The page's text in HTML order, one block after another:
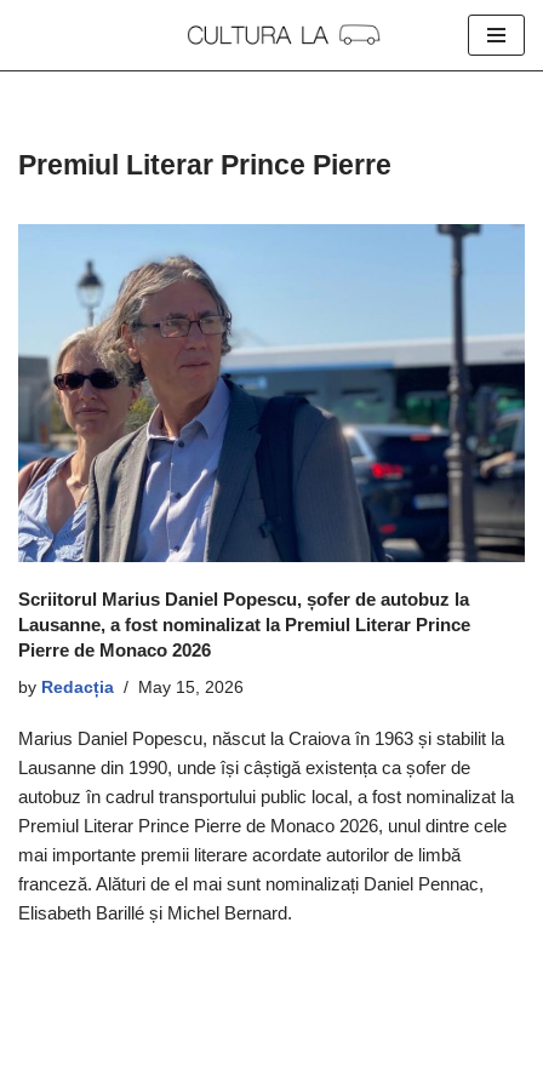
Premiul Literar Prince Pierre
Scriitorul Marius Daniel Popescu, șofer de autobuz la
Lausanne, a fost nominalizat la Premiul Literar Prince
Pierre de Monaco 2026
by Redacția May 15, 2026
Marius Daniel Popescu, născut la Craiova în 1963 și stabilit la
Lausanne din 1990, unde își câștigă existența ca șofer de
autobuz în cadrul transportului public local, a fost nominalizat la
Premiul Literar Prince Pierre de Monaco 2026, unul dintre cele
mai importante premii literare acordate autorilor de limbă
franceză. Alături de el mai sunt nominalizați Daniel Pennac,
Elisabeth Barillé și Michel Bernard.